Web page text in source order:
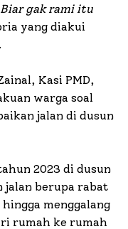
gak rami itu
yang diakui
Kasi PMD,
warga soal
jalan di dusun
2023 di dusun
jalan berupa rabat
menggalang
rumah ke rumah